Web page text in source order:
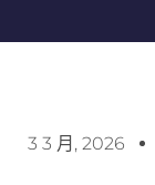
3 3 月, 2026